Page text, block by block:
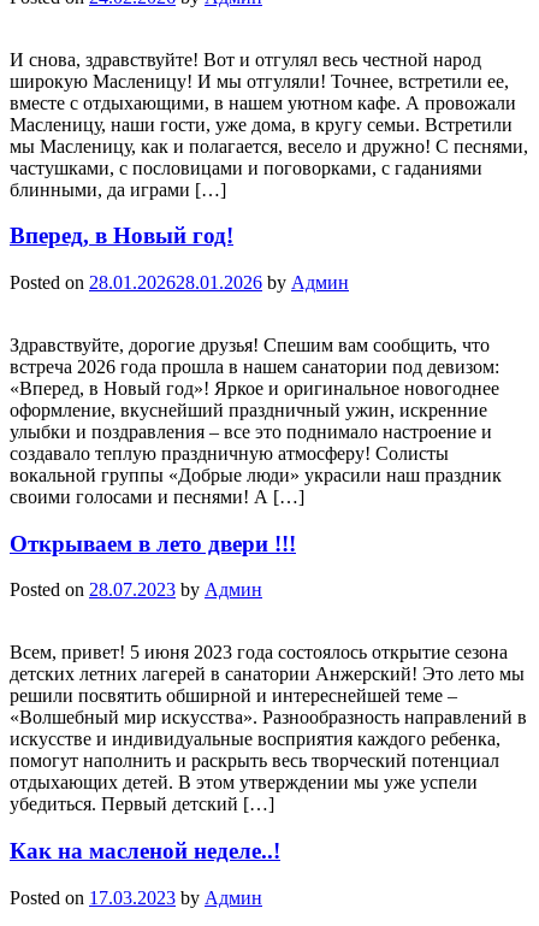
И снова, здравствуйте! Вот и отгулял весь честной народ
широкую Масленицу! И мы отгуляли! Точнее, встретили ее,
вместе с отдыхающими, в нашем уютном кафе. А провожали
Масленицу, наши гости, уже дома, в кругу семьи. Встретили
мы Масленицу, как и полагается, весело и дружно! С песнями,
частушками, с пословицами и поговорками, с гаданиями
блинными, да играми […]
Вперед, в Новый год!
Posted on 28.01.202628.01.2026 by Админ
Здравствуйте, дорогие друзья! Спешим вам сообщить, что
встреча 2026 года прошла в нашем санатории под девизом:
«Вперед, в Новый год»! Яркое и оригинальное новогоднее
оформление, вкуснейший праздничный ужин, искренние
улыбки и поздравления – все это поднимало настроение и
создавало теплую праздничную атмосферу! Солисты
вокальной группы «Добрые люди» украсили наш праздник
своими голосами и песнями! А […]
Открываем в лето двери !!!
Posted on 28.07.2023 by Админ
Всем, привет! 5 июня 2023 года состоялось открытие сезона
детских летних лагерей в санатории Анжерский! Это лето мы
решили посвятить обширной и интереснейшей теме –
«Волшебный мир искусства». Разнообразность направлений в
искусстве и индивидуальные восприятия каждого ребенка,
помогут наполнить и раскрыть весь творческий потенциал
отдыхающих детей. В этом утверждении мы уже успели
убедиться. Первый детский […]
Как на масленой неделе..!
Posted on 17.03.2023 by Админ